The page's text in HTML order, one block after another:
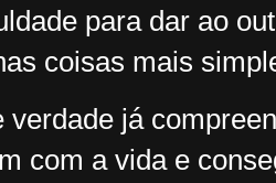
para dar ao
coisas mais
verdade já
com a vida e